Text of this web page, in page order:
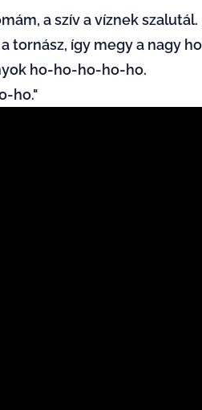
a szív a víznek szalutál.
tornász, így megy a nagy
ho-ho-ho-ho-ho.
ho."